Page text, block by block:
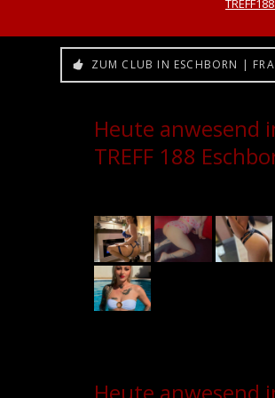
ZUM CLUB IN ESCHBORN |
Heute anwesend
TREFF 188